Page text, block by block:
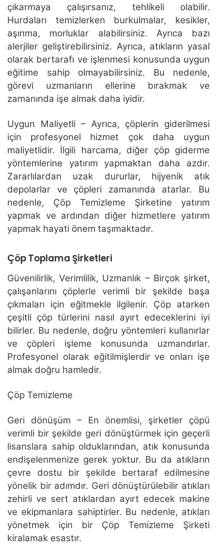
çıkarmaya çalışırsanız, tehlikeli olabilir.
Hurdaları temizlerken burkulmalar, kesikler,
aşınma, morluklar alabilirsiniz. Ayrıca bazı
alerjiler geliştirebilirsiniz. Ayrıca, atıkların yasal
olarak bertarafı ve işlenmesi konusunda uygun
eğitime sahip olmayabilirsiniz. Bu nedenle,
görevi uzmanların ellerine bırakmak ve
zamanında işe almak daha iyidir.
Uygun Maliyetli – Ayrıca, çöplerin giderilmesi
için profesyonel hizmet çok daha uygun
maliyetlidir. İlgili harcama, diğer çöp giderme
yöntemlerine yatırım yapmaktan daha azdır.
Zararlılardan uzak dururlar, hijyenik atık
depolarlar ve çöpleri zamanında atarlar. Bu
nedenle, Çöp Temizleme Şirketine yatırım
yapmak ve ardından diğer hizmetlere yatırım
yapmak hayati önem taşımaktadır.
Çöp Toplama Şirketleri
Güvenilirlik, Verimlilik, Uzmanlık – Birçok şirket,
çalışanlarını çöplerle verimli bir şekilde başa
çıkmaları için eğitmekle ilgilenir. Çöp atarken
çeşitli çöp türlerini nasıl ayırt edeceklerini iyi
bilirler. Bu nedenle, doğru yöntemleri kullanırlar
ve çöpleri işleme konusunda uzmandırlar.
Profesyonel olarak eğitilmişlerdir ve onları işe
almak doğru hamledir.
Çöp Temizleme
Geri dönüşüm – En önemlisi, şirketler çöpü
verimli bir şekilde geri dönüştürmek için geçerli
lisanslara sahip olduklarından, atık konusunda
endişelenmenize gerek yoktur. Bu da atıkların
çevre dostu bir şekilde bertaraf edilmesine
yönelik bir adımdır. Geri dönüştürülebilir atıkları
zehirli ve sert atıklardan ayırt edecek makine
ve ekipmanlara sahiptirler. Bu nedenle, atıkları
yönetmek için bir Çöp Temizleme Şirketi
kiralamak esastır.